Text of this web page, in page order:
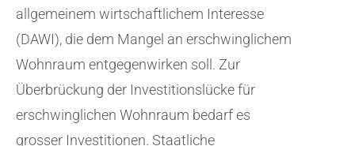
allgemeinem wirtschaftlichem Interesse
(DAWI), die dem Mangel an erschwinglichem
Wohnraum entgegenwirken soll. Zur
Überbrückung der Investitionslücke für
erschwinglichen Wohnraum bedarf es
grosser Investitionen. Staatliche